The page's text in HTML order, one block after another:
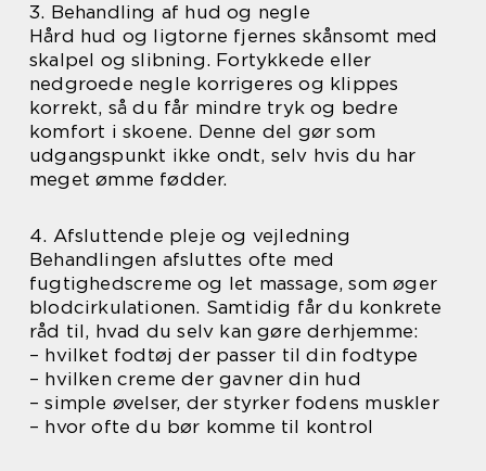
3. Behandling af hud og negle
Hård hud og ligtorne fjernes skånsomt med
skalpel og slibning. Fortykkede eller
nedgroede negle korrigeres og klippes
korrekt, så du får mindre tryk og bedre
komfort i skoene. Denne del gør som
udgangspunkt ikke ondt, selv hvis du har
meget ømme fødder.
4. Afsluttende pleje og vejledning
Behandlingen afsluttes ofte med
fugtighedscreme og let massage, som øger
blodcirkulationen. Samtidig får du konkrete
råd til, hvad du selv kan gøre derhjemme:
– hvilket fodtøj der passer til din fodtype
– hvilken creme der gavner din hud
– simple øvelser, der styrker fodens muskler
– hvor ofte du bør komme til kontrol